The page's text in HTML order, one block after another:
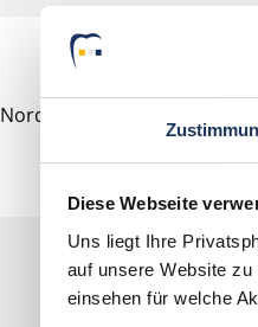
Diese Webseite
Uns liegt Ihre
auf unsere Website
einsehen für welche
Nordhausen
🌟